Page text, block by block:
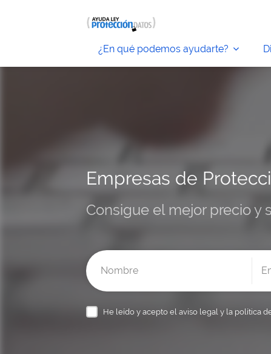
¿En qué podemos ayudarte?
Empresas de
Consigue el mejor precio y
He leído y acepto el aviso legal y la política